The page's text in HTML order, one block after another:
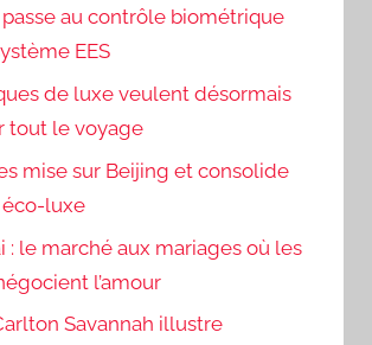
passe au contrôle biométrique
EES
de luxe veulent désormais
tout le voyage
mise sur Beijing et consolide
éco-luxe
: le marché aux mariages où les
l’amour
Savannah illustre